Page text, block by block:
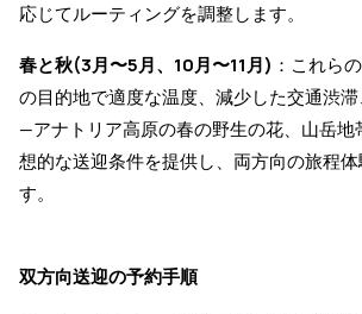
応じてルーティングを調整します。
春と秋(3月〜5月、10月〜11月) ：これら
の目的地で適度な温度、減少した交通渋
—アナトリア高原の春の野生の花、山岳
想的な送迎条件を提供し、両方向の旅程
す。
双方向送迎の予約手順